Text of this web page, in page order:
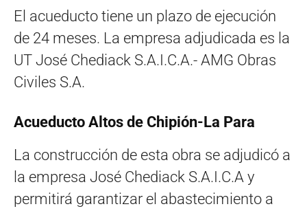
El acueducto tiene un plazo de ejecución
de 24 meses. La empresa adjudicada es la
UT José Chediack S.A.I.C.A.- AMG Obras
Civiles S.A.
Acueducto Altos de Chipión-La Para
La construcción de esta obra se adjudicó a
la empresa José Chediack S.A.I.C.A y
permitirá garantizar el abastecimiento a